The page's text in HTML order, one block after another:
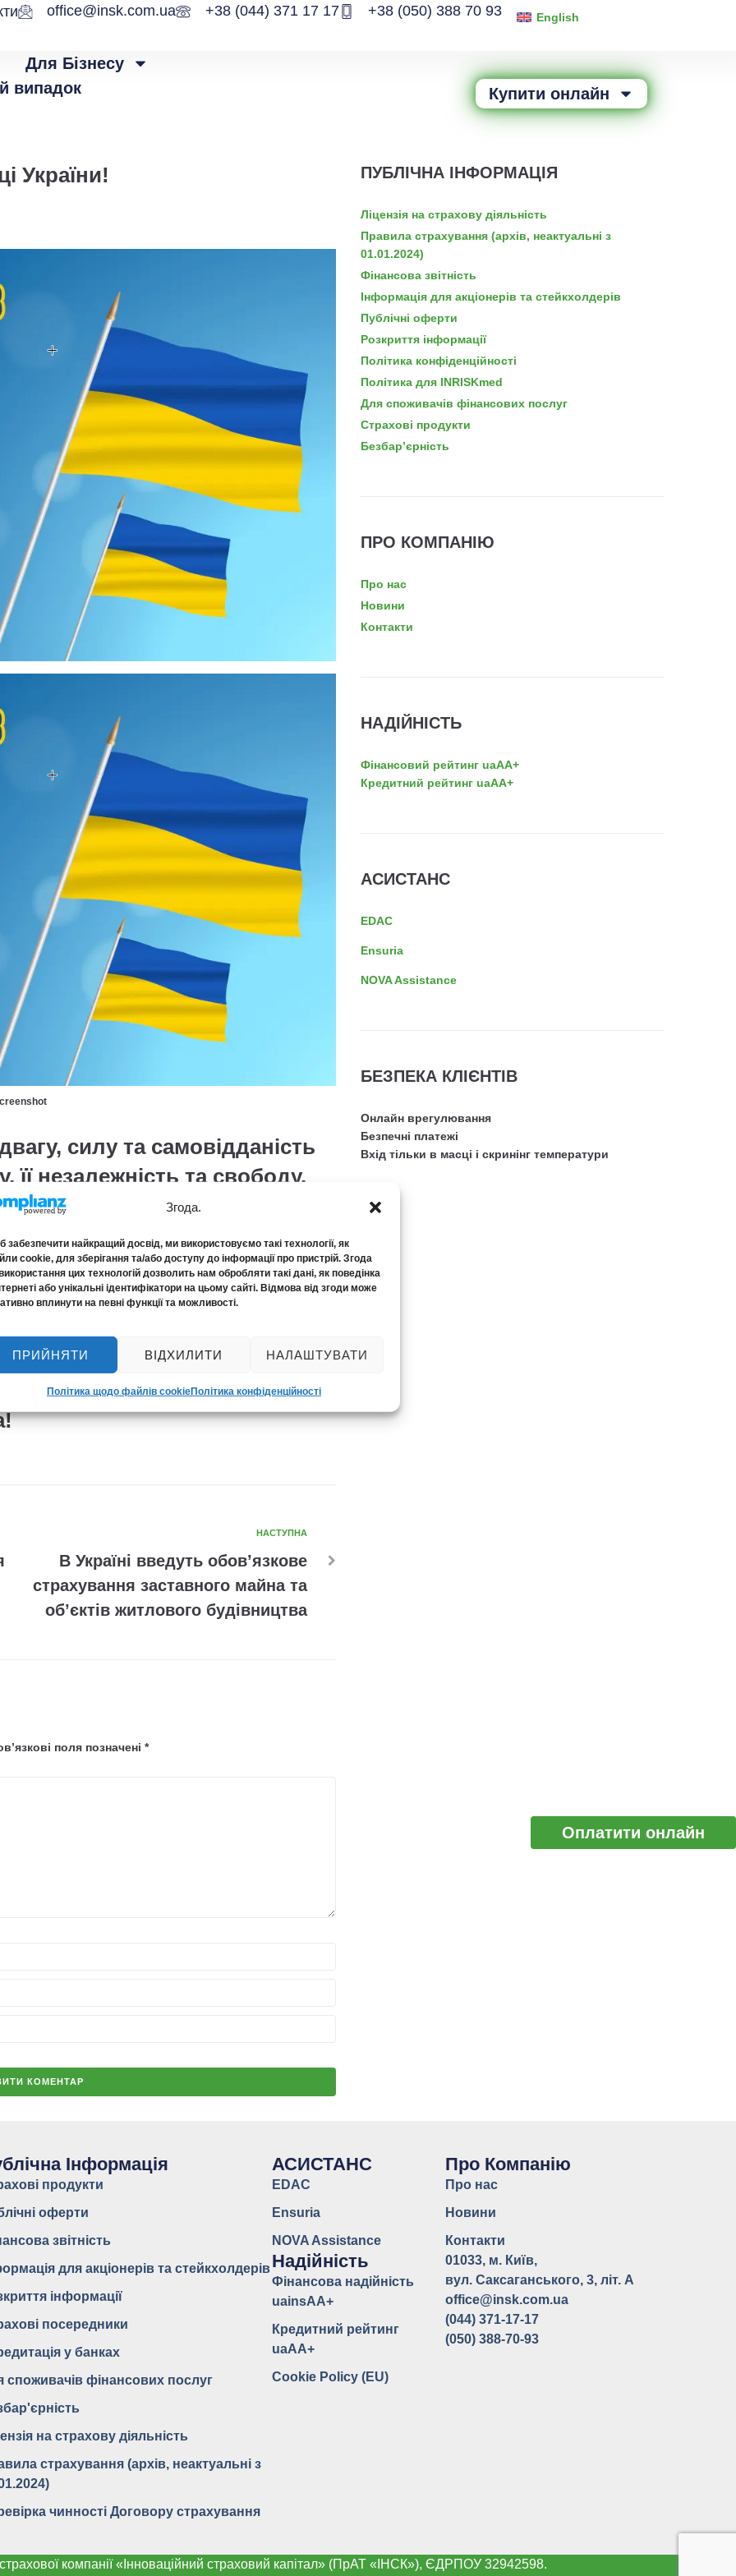
Згода.
забезпечити найкращий досвід, ми використовуємо такі технології, як
cookie, для зберігання та/або доступу до інформації про пристрій. Згода
цих технологій дозволить нам обробляти такі дані, як поведінка
або унікальні ідентифікатори на цьому сайті. Відмова від згоди може
вплинути на певні функції та можливості.
ПРИЙНЯТИ ВІДХИЛИТИ НАЛАШТУВАТИ
Політика щодо файлів cookieПолітика конфіденційності
office@insk.com.ua +38 (044) 371 17 17 +38 (050) 388 70 93 English
Для Бізнесу
випадок
Купити онлайн
України!
силу та самовідданість
її незалежність та свободу.
мир та безпеку на нашій
завдяки яким ми можемо
гордістю, а родини —
вас на кожному кроці.
НАСТУПНА
В Україні введуть обов’язкове
страхування заставного майна та
об’єктів житлового будівництва
поля позначені *
ПУБЛІЧНА ІНФОРМАЦІЯ
Ліцензія на страхову діяльність
Правила страхування (архів, неактуальні з
01.01.2024)
Фінансова звітність
Інформація для акціонерів та стейкхолдерів
Публічні оферти
Розкриття інформації
Політика конфіденційності
Політика для INRISKmed
Для споживачів фінансових послуг
Страхові продукти
Безбар’єрність
ПРО КОМПАНІЮ
Про нас
Новини
Контакти
НАДІЙНІСТЬ
Фінансовий рейтинг uaAA+
Кредитний рейтинг uaAA+
АСИСТАНС
EDAC
Ensuria
NOVA Assistance
БЕЗПЕКА КЛІЄНТІВ
Онлайн врегулювання
Безпечні платежі
Вхід тільки в масці і скринінг температури
Оплатити онлайн
Інформація
продукти
оферти
звітність
для акціонерів та стейкхолдерів
інформації
посередники
у банках
споживачів фінансових послуг
на страхову діяльність
страхування (архів, неактуальні з
чинності Договору страхування
АСИСТАНС
EDAC
Ensuria
NOVA Assistance
Надійність
Фінансова надійність
uainsAA+
Кредитний рейтинг
uaAA+
Cookie Policy (EU)
Про Компанію
Про нас
Новини
Контакти
01033, м. Київ,
вул. Саксаганського, 3, літ. А
office@insk.com.ua
(044) 371-17-17
(050) 388-70-93
компанії «Інноваційний страховий капітал» (ПрАТ «ІНСК»), ЄДРПОУ 32942598.